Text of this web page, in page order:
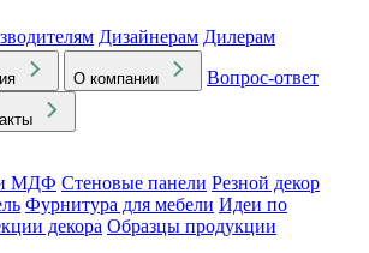
Дизайнерам Дилерам
О компании
Вопрос-ответ
и МДФ Стеновые панели Резной декор
Фурнитура для мебели Идеи по
декора Образцы продукции